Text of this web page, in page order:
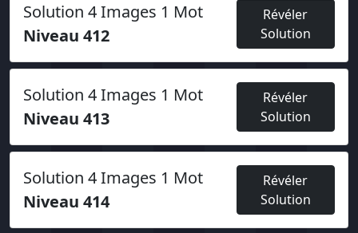
Solution 4 Images 1 Mot
Niveau 412
Révéler
Solution
Solution 4 Images 1 Mot
Niveau 413
Révéler
Solution
Solution 4 Images 1 Mot
Niveau 414
Révéler
Solution